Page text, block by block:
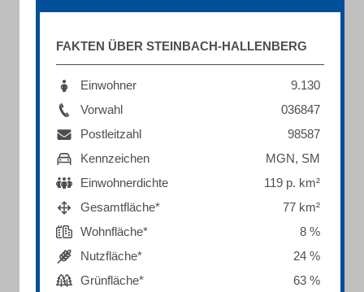
FAKTEN ÜBER STEINBACH-HALLENBERG
Einwohner
9.130
Vorwahl
036847
Postleitzahl
98587
Kennzeichen
MGN, SM
Einwohnerdichte
119 p. km²
Gesamtfläche*
77 km²
Wohnfläche*
8 %
Nutzfläche*
24 %
Grünfläche*
63 %